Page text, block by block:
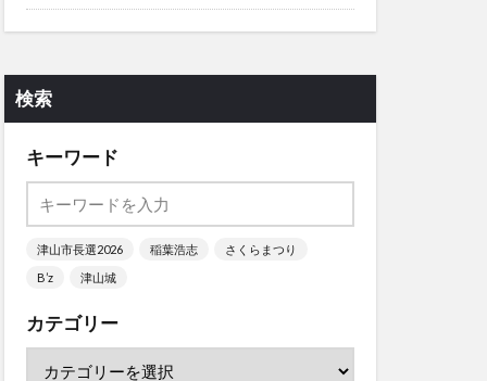
検索
キーワード
津山市長選2026 稲葉浩志
さくらまつり
B’z
津山城
カテゴリー